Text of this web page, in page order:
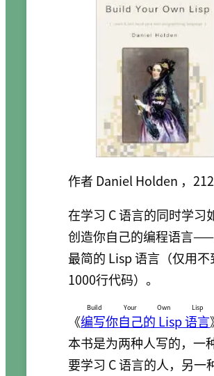
作者 Daniel Holden ，
在学习 C 语言的同时学习
创造你自己的编程语言
最简的 Lisp 语言（仅用不
1000行代码）。
《编写你自己的 Lisp 语言
Build Your Own Lisp
本书是为两种人写的，一
要学习 C 语言的人，另一